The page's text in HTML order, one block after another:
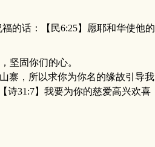
话：【民6:25】愿耶和华使他的
固你们的心。
寨，所以求你为你名的缘故引导我
【诗31:7】我要为你的慈爱高兴欢